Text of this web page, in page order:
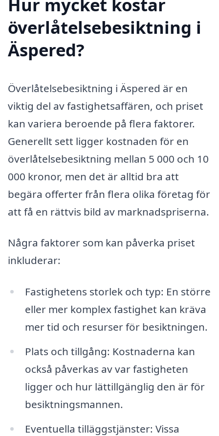
överlåtelsebesiktning i
Äspered?
Överlåtelsebesiktning i Äspered är en
viktig del av fastighetsaffären, och priset
kan variera beroende på flera faktorer.
Generellt sett ligger kostnaden för en
överlåtelsebesiktning mellan 5 000 och 10
000 kronor, men det är alltid bra att
begära offerter från flera olika företag för
att få en rättvis bild av marknadspriserna.
Några faktorer som kan påverka priset
inkluderar:
Fastighetens storlek och typ: En större
eller mer komplex fastighet kan kräva
mer tid och resurser för besiktningen.
Plats och tillgång: Kostnaderna kan
också påverkas av var fastigheten
ligger och hur lättillgänglig den är för
besiktningsmannen.
Eventuella tilläggstjänster: Vissa